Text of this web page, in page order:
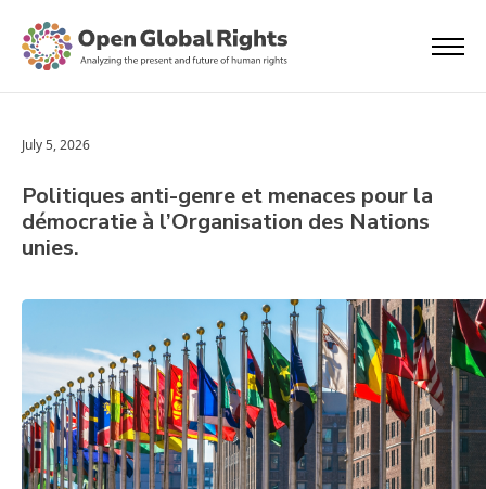
July 5, 2026
Politiques anti-genre et menaces pour la
démocratie à l’Organisation des Nations
unies.